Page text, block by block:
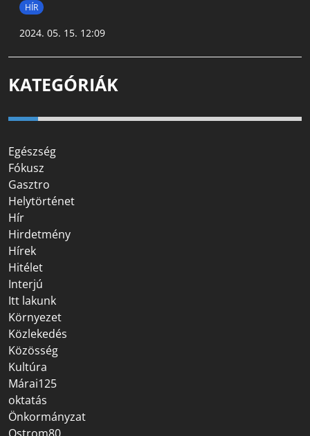
HÍR
2024. 05. 15. 12:09
KATEGÓRIÁK
Egészség
Fókusz
Gasztro
Helytörténet
Hír
Hirdetmény
Hírek
Hitélet
Interjú
Itt lakunk
Környezet
Közlekedés
Közösség
Kultúra
Márai125
oktatás
Önkormányzat